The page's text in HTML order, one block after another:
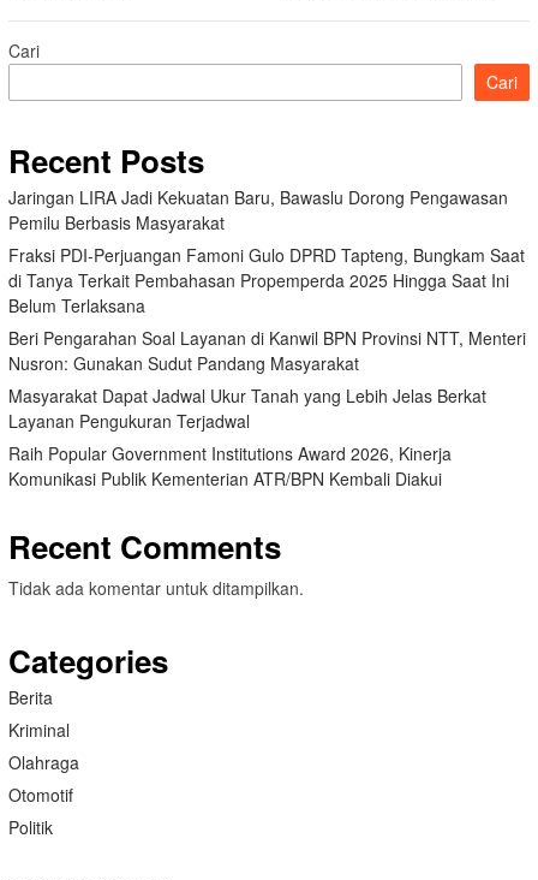
Cari
Cari
Recent Posts
Jaringan LIRA Jadi Kekuatan Baru, Bawaslu Dorong Pengawasan
Pemilu Berbasis Masyarakat
Fraksi PDI-Perjuangan Famoni Gulo DPRD Tapteng, Bungkam Saat
di Tanya Terkait Pembahasan Propemperda 2025 Hingga Saat Ini
Belum Terlaksana
Beri Pengarahan Soal Layanan di Kanwil BPN Provinsi NTT, Menteri
Nusron: Gunakan Sudut Pandang Masyarakat
Masyarakat Dapat Jadwal Ukur Tanah yang Lebih Jelas Berkat
Layanan Pengukuran Terjadwal
Raih Popular Government Institutions Award 2026, Kinerja
Komunikasi Publik Kementerian ATR/BPN Kembali Diakui
Recent Comments
Tidak ada komentar untuk ditampilkan.
Categories
Berita
Kriminal
Olahraga
Otomotif
Politik